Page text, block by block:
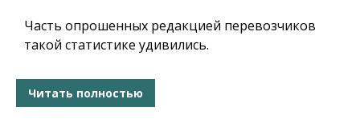
Часть опрошенных редакцией перевозчиков
такой статистике удивились.
Читать полностью